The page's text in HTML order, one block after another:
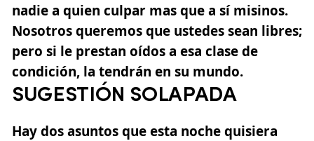
nadie a quien culpar mas que a sí misinos.
Nosotros queremos que ustedes sean libres;
pero si le prestan oídos a esa clase de
condición, la tendrán en su mundo.
SUGESTIÓN SOLAPADA
Hay dos asuntos que esta noche quisiera